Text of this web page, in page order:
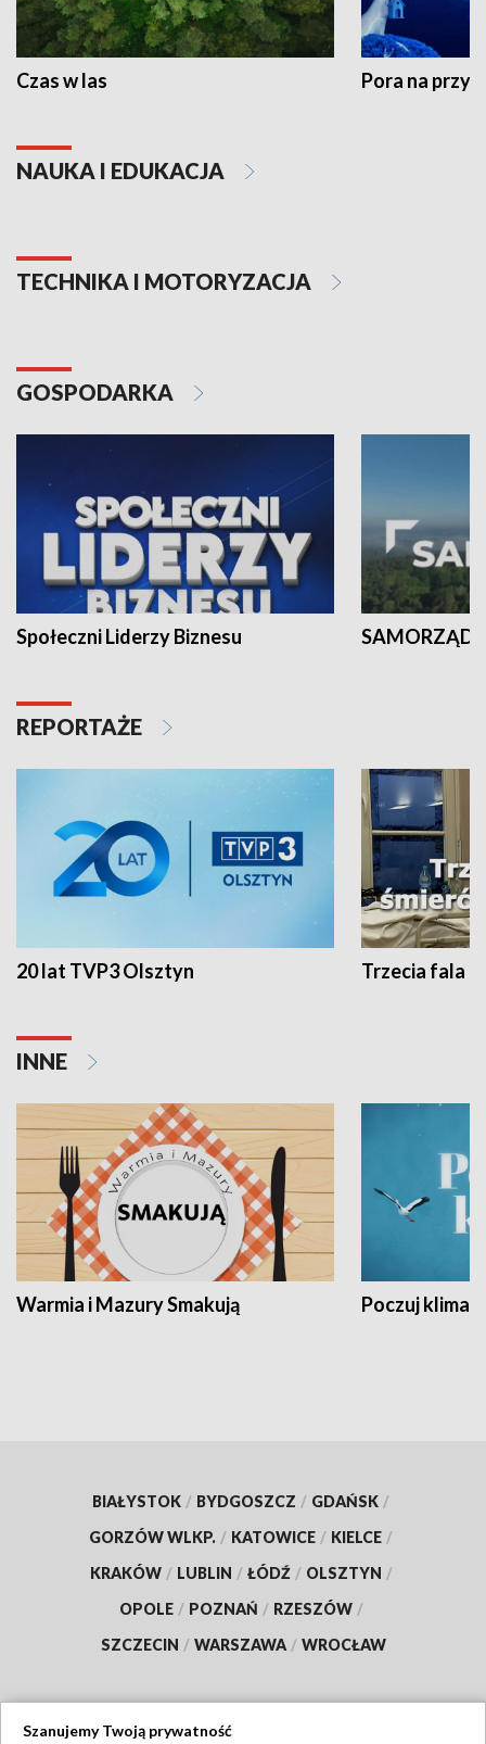
Czas w las Pora na
NAUKA I EDUKACJA
TECHNIKA I MOTORYZACJA
GOSPODARKA
Społeczni Liderzy Biznesu SAMORZĄD
REPORTAŻE
20 lat TVP3 Olsztyn Trzecia fala -
INNE
Warmia i Mazury Smakują Poczuj klimat
BIAŁYSTOK / BYDGOSZCZ / GDAŃSK /
GORZÓW WLKP. / KATOWICE / KIELCE /
KRAKÓW / LUBLIN / ŁÓDŹ / OLSZTYN /
OPOLE / POZNAŃ / RZESZÓW /
SZCZECIN / WARSZAWA / WROCŁAW
Szanujemy Twoją prywatność